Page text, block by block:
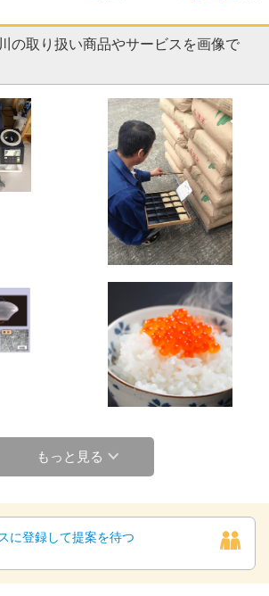
の取り扱い商品やサービスを画像で
もっと見る
に登録して提案を待つ